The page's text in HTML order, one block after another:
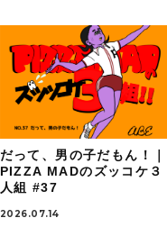
だって、男の子だもん！｜
PIZZA MADのズッコケ３
人組 #37
2026.07.14